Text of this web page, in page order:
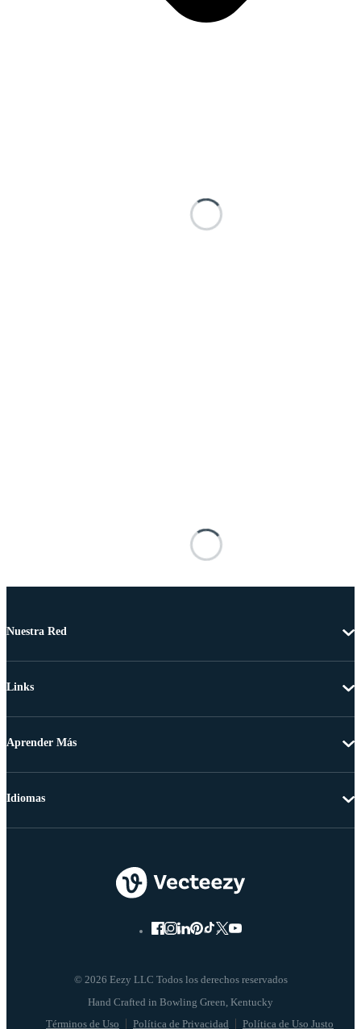
Nuestra Red
Links
Aprender Más
© 2026 Eezy LLC Todos los derechos reservados
Términos de Uso Política de Privacidad Política de Uso Justo
Idiomas